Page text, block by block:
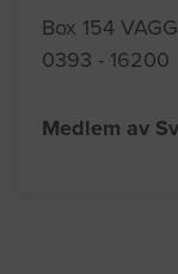
Box 154
0393 - 16200
Medlem av